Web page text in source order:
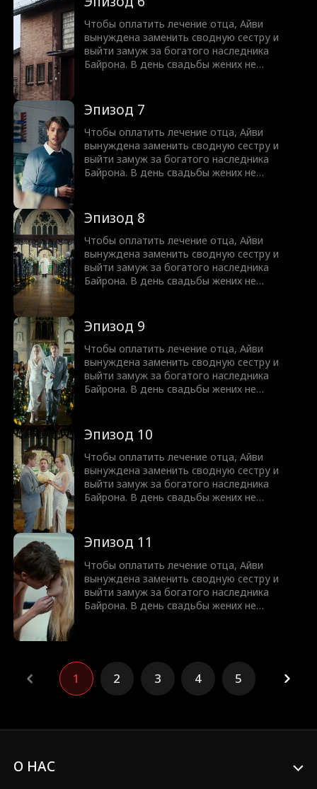
любви. Но со временем Байрон признает,
что договор нелеп, ведь он уже безумно в
нее влюблен. Ответит ли Айви
взаимностью?
Чтобы оплатить лечение отца, Айви
вынуждена заменить сводную сестру и
выйти замуж за богатого наследника
Байрона. В день свадьбы жених не
трех правил, главное из которых — никакой
любви. Но со временем Байрон признает,
что договор нелеп, ведь он уже безумно в
нее влюблен. Ответит ли Айви
взаимностью?
Эпизод 7
Чтобы оплатить лечение отца, Айви
вынуждена заменить сводную сестру и
выйти замуж за богатого наследника
Байрона. В день свадьбы жених не
трех правил, главное из которых — никакой
любви. Но со временем Байрон признает,
что договор нелеп, ведь он уже безумно в
нее влюблен. Ответит ли Айви
взаимностью?
Эпизод 8
Чтобы оплатить лечение отца, Айви
вынуждена заменить сводную сестру и
выйти замуж за богатого наследника
Байрона. В день свадьбы жених не
трех правил, главное из которых — никакой
любви. Но со временем Байрон признает,
что договор нелеп, ведь он уже безумно в
нее влюблен. Ответит ли Айви
взаимностью?
Эпизод 9
Чтобы оплатить лечение отца, Айви
вынуждена заменить сводную сестру и
выйти замуж за богатого наследника
Байрона. В день свадьбы жених не
трех правил, главное из которых — никакой
любви. Но со временем Байрон признает,
что договор нелеп, ведь он уже безумно в
нее влюблен. Ответит ли Айви
взаимностью?
Эпизод 10
Чтобы оплатить лечение отца, Айви
вынуждена заменить сводную сестру и
выйти замуж за богатого наследника
Байрона. В день свадьбы жених не
трех правил, главное из которых — никакой
любви. Но со временем Байрон признает,
что договор нелеп, ведь он уже безумно в
нее влюблен. Ответит ли Айви
взаимностью?
Эпизод 11
Чтобы оплатить лечение отца, Айви
вынуждена заменить сводную сестру и
выйти замуж за богатого наследника
Байрона. В день свадьбы жених не
любви. Но со временем Байрон признает,
что договор нелеп, ведь он уже безумно в
нее влюблен. Ответит ли Айви
взаимностью?
1 2 3 4 5
О НАС